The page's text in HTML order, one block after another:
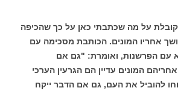
על מה שכתבתי כאן על כך שהכיפה
אחריו המונים. הכותבת מסכימה עם
עם הפרשנות, ואומרת: "גם אם
המונים עדיין הם הגרעין הערכי
להוביל את העם, גם אם הדבר ייקח